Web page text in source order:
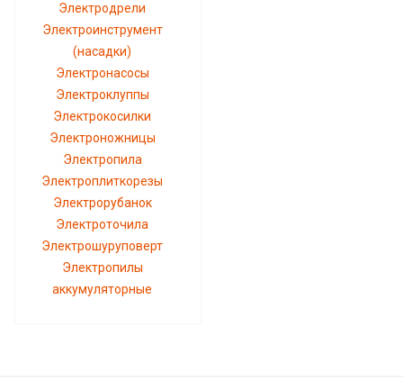
Электродрели
Электроинструмент
(насадки)
Электронасосы
Электроклуппы
Электрокосилки
Электроножницы
Электропила
Электроплиткорезы
Электрорубанок
Электроточила
Электрошуруповерт
Электропилы
аккумуляторные